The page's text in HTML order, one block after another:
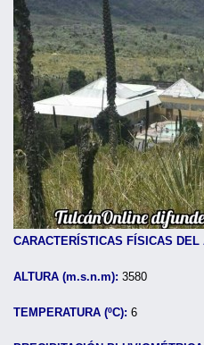
CARACTERÍSTICAS FÍSICAS DEL
ALTURA (m.s.n.m): 3580
TEMPERATURA (ºC): 6